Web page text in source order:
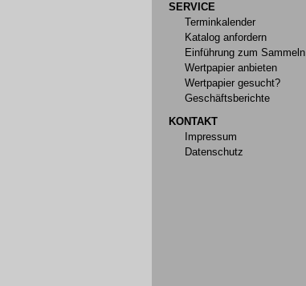
SERVICE
Terminkalender
Katalog anfordern
Einführung zum Sammeln
Wertpapier anbieten
Wertpapier gesucht?
Geschäftsberichte
KONTAKT
Impressum
Datenschutz